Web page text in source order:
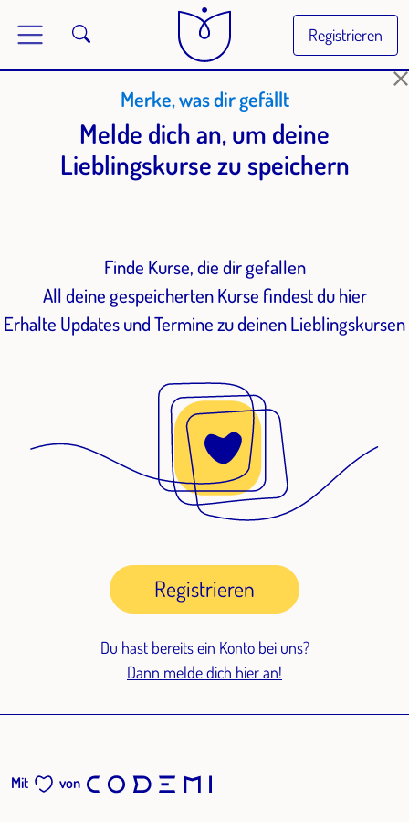
Registrieren
Merke, was dir gefällt
Melde dich an, um deine
Lieblingskurse zu speichern
Finde Kurse, die dir gefallen
All deine gespeicherten Kurse findest du hier
Erhalte Updates und Termine zu deinen Lieblingskursen
Registrieren
Du hast bereits ein Konto bei uns?
Dann melde dich hier an!
Mit von